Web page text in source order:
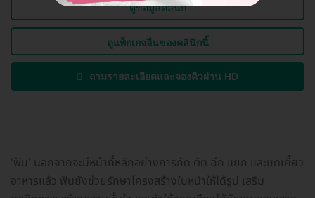
ดูข้อมูลคลินิก
ดูแพ็กเกจอื่นของคลินิกนี้
ถามรายละเอียดและจองคิวผ่าน HD
'ฟัน' นอกจากจะมีหน้าที่หลักอย่างการกัด ตัด ฉีก แยก และบดเคี้ยว
อาหารแล้ว ฟันยังช่วยรักษาโครงสร้างใบหน้าให้ได้รูป เสริม